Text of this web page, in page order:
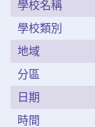
學校名稱
學校類別
地域
分區
日期
時間